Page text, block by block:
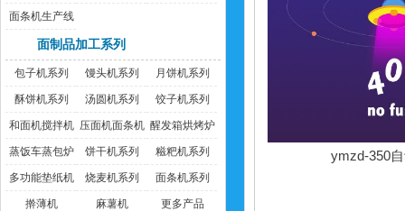
面条机生产线
面制品加工系列
包子机系列 馒头机系列 月饼机系列
酥饼机系列 汤圆机系列 饺子机系列
和面机搅拌机 压面机面条机 醒发箱烘烤炉
蒸饭车蒸包炉 饼干机系列 糍粑机系列
多功能垫纸机 烧麦机系列 面条机系列
擀薄机 麻薯机 更多产品
ymzd-350